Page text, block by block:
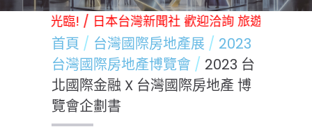
歡迎光臨! / 日本台灣新聞社 歡迎洽詢 旅遊 飯店 美
首頁 台灣國際房地產展
2023
台灣國際房地產博覽會
2023 台
北國際金融 X 台灣國際房地產 博
覽會企劃書